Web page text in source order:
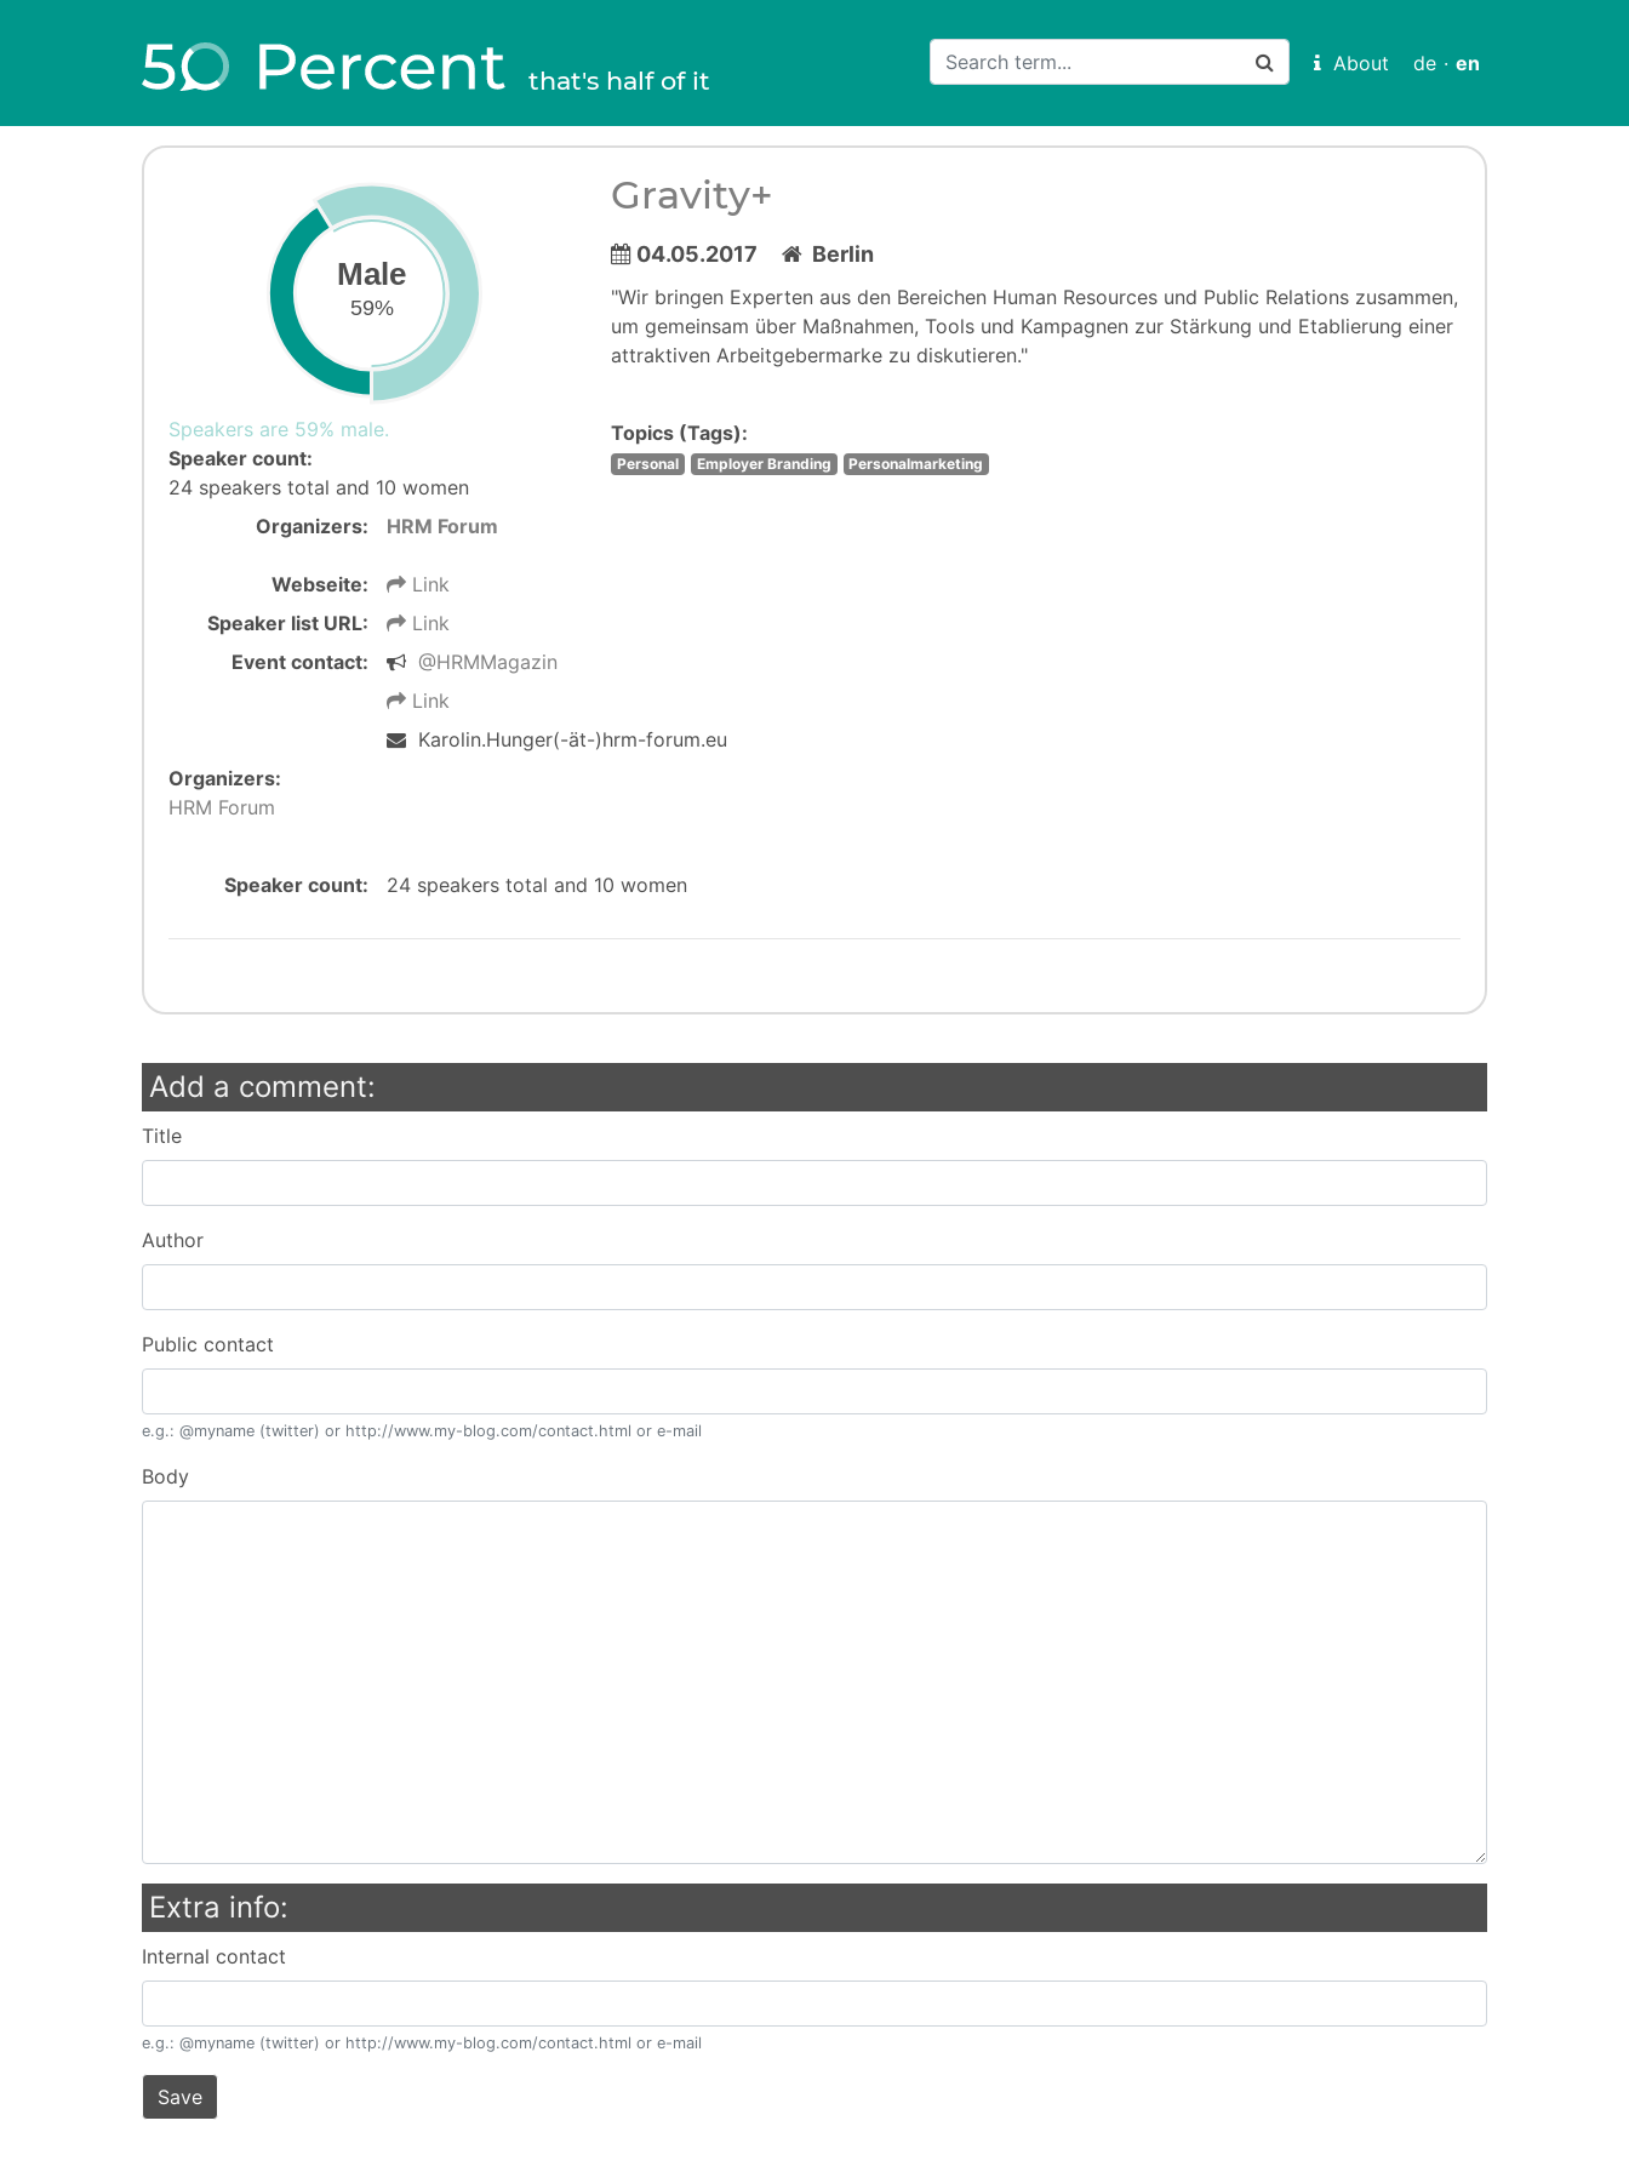
that's half of it
About de · en
Male
59%
Speakers are 59% male.
Speaker count:
24 speakers total and 10 women
Gravity+
04.05.2017 Berlin
"Wir bringen Experten aus den Bereichen Human Resources und Public Relations zusammen,
um gemeinsam über Maßnahmen, Tools und Kampagnen zur Stärkung und Etablierung einer
attraktiven Arbeitgebermarke zu diskutieren."
Topics (Tags):
Personal Employer Branding Personalmarketing
Organizers: HRM Forum
Webseite:
Link
Speaker list URL:
Link
Event contact:
@HRMMagazin
Link
Karolin.Hunger(-ät-)hrm-forum.eu
Organizers:
HRM Forum
Speaker count: 24 speakers total and 10 women
Add a comment:
Title
Author
Public contact
e.g.: @myname (twitter) or http://www.my-blog.com/contact.html or e-mail
Body
Extra info:
Internal contact
e.g.: @myname (twitter) or http://www.my-blog.com/contact.html or e-mail